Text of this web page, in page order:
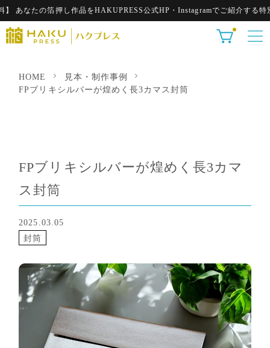
なたの箔押し作品をHAKUPRESS公式HP・Instagramでご紹介する特別キ
HOME
見本・制作事例
FPブリキシルバーが煌めく長3カマス封筒
FPブリキシルバーが煌めく長3カマ
ス封筒
2025.03.05
封筒